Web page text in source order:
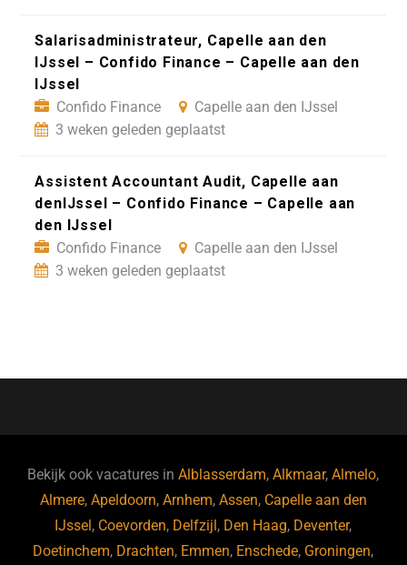
Salarisadministrateur, Capelle aan den
IJssel – Confido Finance – Capelle aan den
IJssel
Confido Finance
Capelle aan den IJssel
3 weken geleden geplaatst
Assistent Accountant Audit, Capelle aan
denIJssel – Confido Finance – Capelle aan
den IJssel
Confido Finance
Capelle aan den IJssel
3 weken geleden geplaatst
Bekijk ook vacatures inAlblasserdam,Alkmaar,Almelo,
Almere, Apeldoorn, Arnhem, Assen, Capelle aan den
IJssel, Coevorden, Delfzijl, Den Haag, Deventer,
Doetinchem, Drachten, Emmen, Enschede, Groningen,